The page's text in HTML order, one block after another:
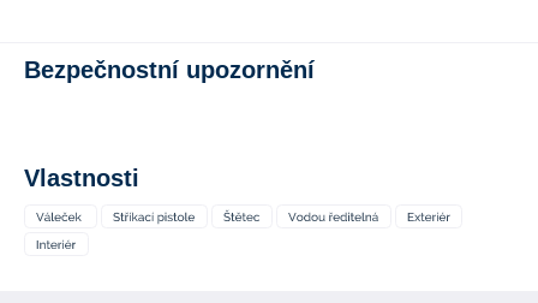
Bezpečnostní upozornění
Vlastnosti